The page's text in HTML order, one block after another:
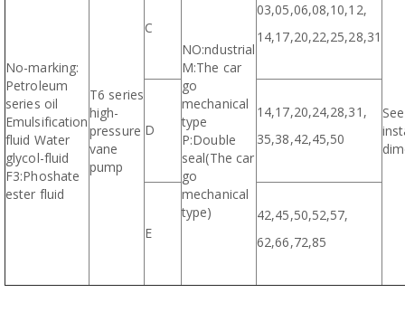
No-marking:
Petroleum
series oil
Emulsification
fluid Water
glycol-fluid
F3:Phoshate
ester fluid
T6 series
high-
pressure
vane
pump
C
NO:ndustrial
M:The car
go
mechanical
type
P:Double
seal(The car
go
mechanical
type)
03,05,06,08,10,12,
14,17,20,22,25,28,31
See
D
14,17,20,24,28,31,
35,38,42,45,50
E
42,45,50,52,57,
62,66,72,85